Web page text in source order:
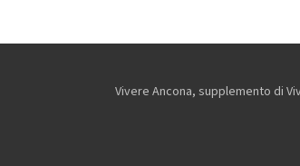
Vivere Ancona, supplemento di